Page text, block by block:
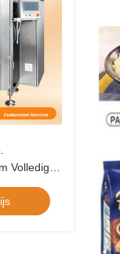
Volledige
voor